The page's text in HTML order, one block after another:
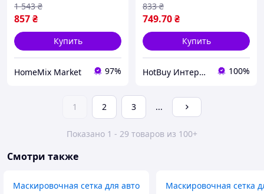
857₴
1 543 ₴
Купить
HomeMix Market 97%
749.70₴
833 ₴
Купить
HotBuy Интернет-магазин 100%
1 2 3 ...
Показано 1 - 29 товаров из 100+
Смотри также
Маскировочная сетка для авто Маскировочная сетка